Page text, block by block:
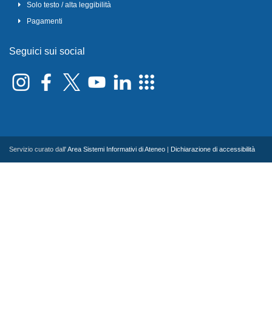
Solo testo / alta leggibilità
Pagamenti
Seguici sui social
Servizio curato dall'Area Sistemi Informativi di Ateneo Dichiarazione di accessibilità